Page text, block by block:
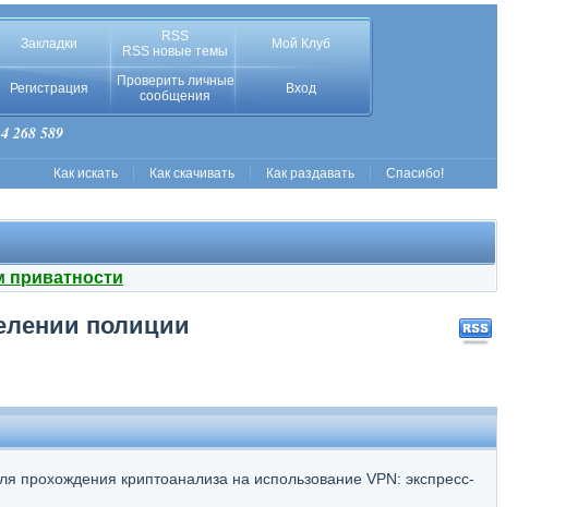
Закладки
RSS
RSS новые темы
Мой Клуб
Регистрация
Проверить личные
сообщения
Вход
268 589
Как искать Как скачивать Как раздавать Спасибо!
приватности
полиции
криптоанализа на использование VPN: экспресс-